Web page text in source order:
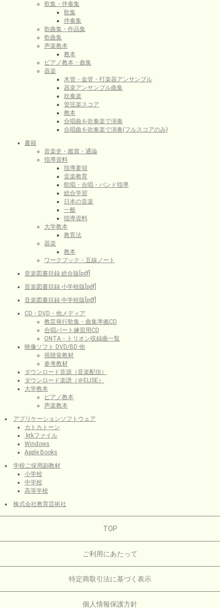
歌集・伴奏集
歌集
伴奏集
歌曲集・作品集
歌曲集
声楽教本
教本
ピアノ教本・曲集
器楽
木管・金管・打楽器アンサンブル
器楽アンサンブル曲集
吹奏楽
管弦楽スコア
教本
合唱曲を吹奏楽で演奏
合唱曲を吹奏楽で演奏(フルスコアのみ)
書籍
音楽史・鑑賞・通論
指導資料
指導要領
音楽教育
歌唱・合唱・バンド指導
総合学習
日本の音楽
一般
指導資料
大学教本
教育法
器楽
教本
ワークブック・五線ノート
音楽図書目録 総合版[pdf]
音楽図書目録 小学校版[pdf]
音楽図書目録 中学校版[pdf]
CD・DVD・他メディア
教芸発行歌集・曲集準拠CD
合唱パート練習用CD
ONTA・トリオン収録曲一覧
映像ソフト DVD/BD 他
視聴覚教材
参考教材
ダウンロード音源（音楽配信）
ダウンロード楽譜（＠ELISE）
大学教本
ピアノ教本
声楽教本
アプリケーションソフトウェア
カトカトーン
.ktkファイル
Windows
Apple Books
学校ご採用副教材
小学校
中学校
高等学校
株式会社教育芸術社
TOP
ご利用にあたって
特定商取引法に基づく表示
個人情報保護方針